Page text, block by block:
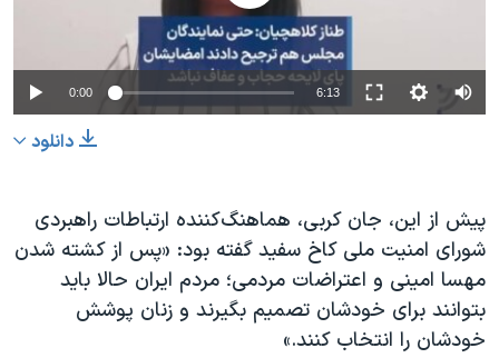
0:00 6:13
دانلود
پیش از این، جان کربی، هماهنگ‌کننده ارتباطات راهبردی
شورای امنیت ملی کاخ سفید گفته بود: «پس از کشته شدن
مهسا امینی و اعتراضات مردمی؛ مردم ایران حالا باید
بتوانند برای خودشان تصمیم بگیرند و زنان پوشش
خودشان را انتخاب کنند.»